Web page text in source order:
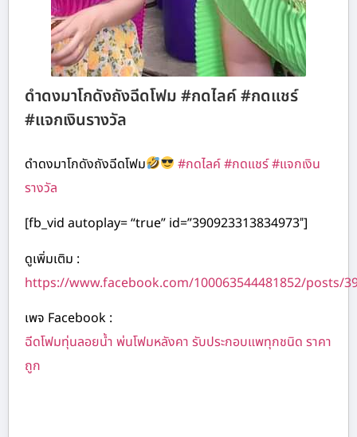
ดำดงมาโกดังถังฉีดโฟม #กดไลค์ #กดแชร์
#แจกเงินรางวัล
ดำดงมาโกดังถังฉีดโฟม #กดไลค์#กดแชร์#แจกเงิน
รางวัล
[fb_vid autoplay= “true” id=”390923313834973″]
ดูเพิ่มเติม :
https://www.facebook.com/100063544481852/posts/
เพจ Facebook :
ฉีดโฟมทุ่นลอยน้ำ พ่นโฟมหลังคา รับประกอบแพทุกชนิด ราคา
ถูก